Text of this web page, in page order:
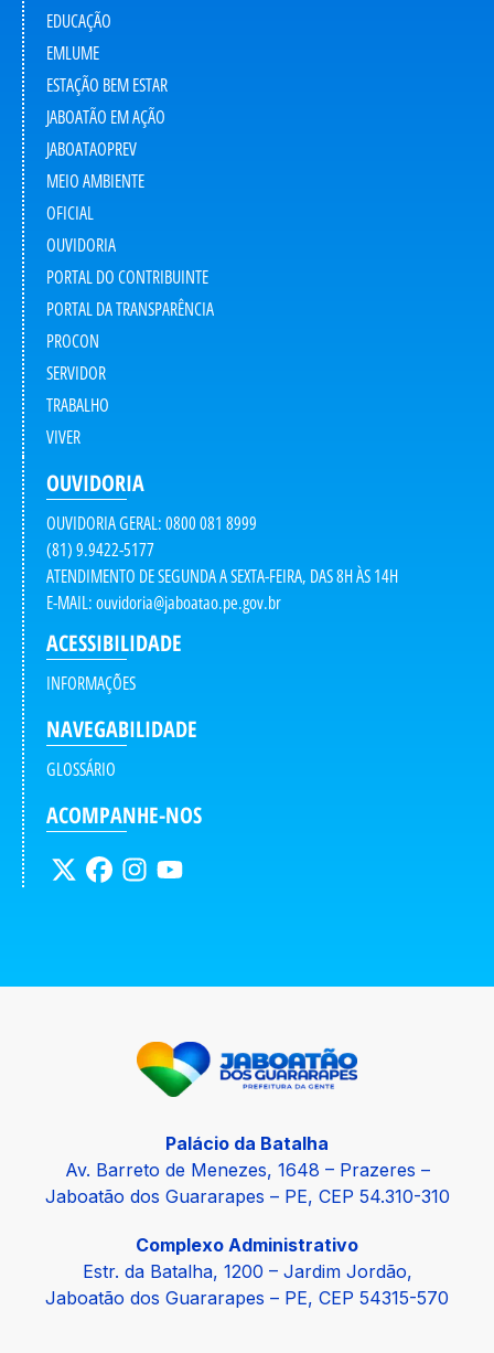
EDUCAÇÃO
EMLUME
ESTAÇÃO BEM ESTAR
JABOATÃO EM AÇÃO
JABOATAOPREV
MEIO AMBIENTE
OFICIAL
OUVIDORIA
PORTAL DO CONTRIBUINTE
PORTAL DA TRANSPARÊNCIA
PROCON
SERVIDOR
TRABALHO
VIVER
OUVIDORIA
OUVIDORIA GERAL: 0800 081 8999
(81) 9.9422-5177
ATENDIMENTO DE SEGUNDA A SEXTA-FEIRA, DAS 8H ÀS 14H
E-MAIL: ouvidoria@jaboatao.pe.gov.br
ACESSIBILIDADE
INFORMAÇÕES
NAVEGABILIDADE
GLOSSÁRIO
ACOMPANHE-NOS
Palácio da Batalha
Av. Barreto de Menezes, 1648 – Prazeres –
Jaboatão dos Guararapes – PE, CEP 54.310-310
Complexo Administrativo
Estr. da Batalha, 1200 – Jardim Jordão,
Jaboatão dos Guararapes – PE, CEP 54315-570